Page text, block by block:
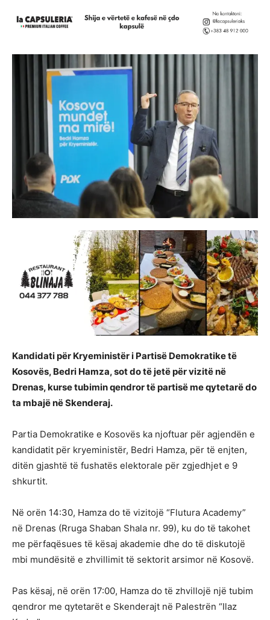
Kandidati për Kryeministër i Partisë Demokratike të
Kosovës, Bedri Hamza, sot do të jetë për vizitë në
Drenas, kurse tubimin qendror të partisë me qytetarë do
ta mbajë në Skenderaj.
Partia Demokratike e Kosovës ka njoftuar për agjendën e
kandidatit për kryeministër, Bedri Hamza, për të enjten,
ditën gjashtë të fushatës elektorale për zgjedhjet e 9
shkurtit.
Në orën 14:30, Hamza do të vizitojë “Flutura Academy”
në Drenas (Rruga Shaban Shala nr. 99), ku do të takohet
me përfaqësues të kësaj akademie dhe do të diskutojë
mbi mundësitë e zhvillimit të sektorit arsimor në Kosovë.
Pas kësaj, në orën 17:00, Hamza do të zhvillojë një tubim
qendror me qytetarët e Skenderajt në Palestrën “Ilaz